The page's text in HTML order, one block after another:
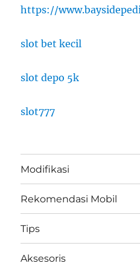
https://
slot bet kecil
slot depo 5k
slot777
Modifikasi
Rekomendasi Mobil
Tips
Aksesoris